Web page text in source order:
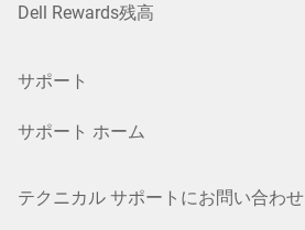
Dell Rewards残高
サポート
サポート ホーム
テクニカル サポートにお問い合わせ